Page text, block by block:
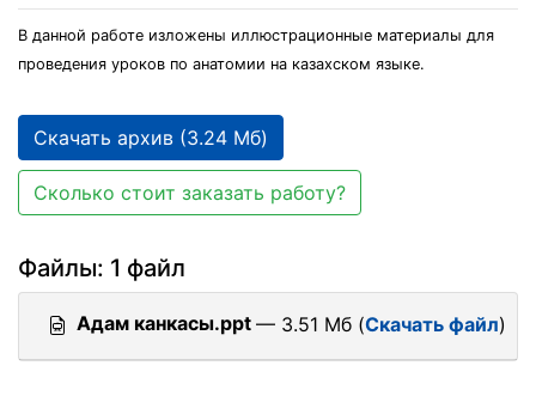
В данной работе изложены иллюстрационные материалы для
проведения уроков по анатомии на казахском языке.
Скачать архив (3.24 Мб)
Сколько стоит заказать работу?
Файлы: 1 файл
Адам канкасы.ppt — 3.51 Мб (Скачать файл)